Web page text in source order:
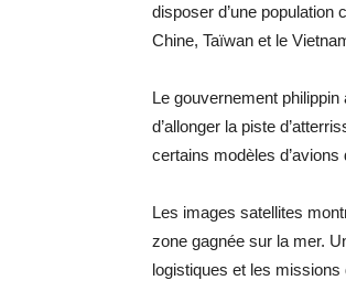
disposer d’une
Chine, Taïwan et le
Le gouvernement
d’allonger la piste
certains modèles
Les images satellites
zone gagnée sur la mer.
logistiques et les missions